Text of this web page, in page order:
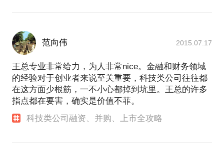
范向伟 2015.07.17
王总专业非常给力，为人非常nice。金融和财务领域
的经验对于创业者来说至关重要，科技类公司往往都
在这方面少根筋，一不小心都掉到坑里。王总的许多
指点都在要害，确实是价值不菲。
科技类公司融资、并购、上市全攻略